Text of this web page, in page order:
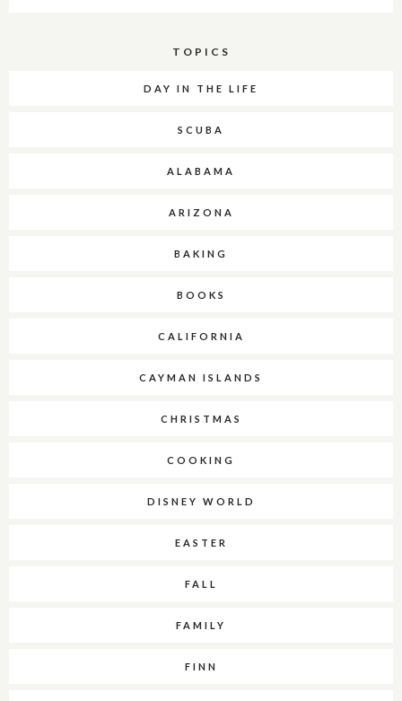
TOPICS
DAY IN THE LIFE
SCUBA
ALABAMA
ARIZONA
BAKING
BOOKS
CALIFORNIA
CAYMAN ISLANDS
CHRISTMAS
COOKING
DISNEY WORLD
EASTER
FALL
FAMILY
FINN